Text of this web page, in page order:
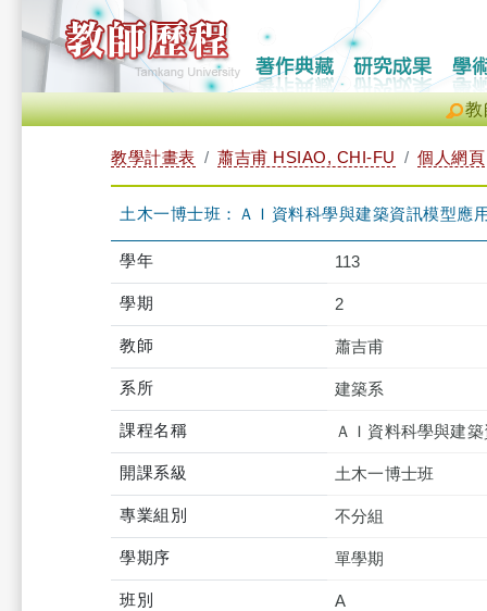
教
教學計畫表 蕭吉甫 HSIAO, CHI-FU 個人網頁
土木一博士班：ＡＩ資料科學與建築資訊模型應
學年 113
學期 2
教師 蕭吉甫
系所 建築系
課程名稱 ＡＩ資料科學與建
開課系級 土木一博士班
專業組別 不分組
學期序 單學期
班別 A